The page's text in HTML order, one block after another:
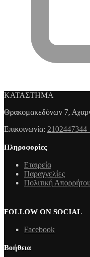
ΚΑΤΑΣΤΗΜΑ
Θρακομακεδόνων 7,
Επικοινωνία:
Πληροφορίες
Εταιρεία
Παραγγελίες
Πολιτική
FOLLOW ON SOCIAL
Facebook
Βοήθεια